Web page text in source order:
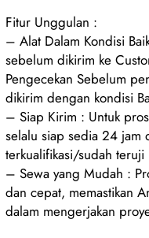
Fitur Unggulan :
– Alat Dalam Kondisi
sebelum dikirim ke
Pengecekan Sebelum
dikirim dengan kondisi
– Siap Kirim : Untuk
selalu siap sedia 24 jam
terkualifikasi/sudah teruji
– Sewa yang Mudah :
dan cepat, memastikan
dalam mengerjakan